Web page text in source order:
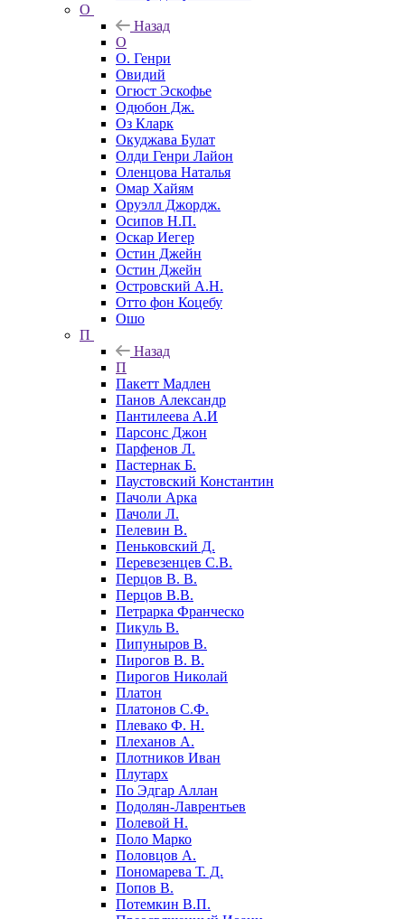
О
Назад
О
О. Генри
Овидий
Огюст Эскофье
Одюбон Дж.
Оз Кларк
Окуджава Булат
Олди Генри Лайон
Оленцова Наталья
Омар Хайям
Оруэлл Джордж.
Осипов Н.П.
Оскар Иегер
Остин Джейн
Остин Джейн
Островский А.Н.
Отто фон Коцебу
Ошо
П
Назад
П
Пакетт Мадлен
Панов Александр
Пантилеева А.И
Парсонс Джон
Парфенов Л.
Пастернак Б.
Паустовский Константин
Пачоли Арка
Пачоли Л.
Пелевин В.
Пеньковский Д.
Перевезенцев С.В.
Перцов В. В.
Перцов В.В.
Петрарка Франческо
Пикуль В.
Пипуныров В.
Пирогов В. В.
Пирогов Николай
Платон
Платонов С.Ф.
Плевако Ф. Н.
Плеханов А.
Плотников Иван
Плутарх
По Эдгар Аллан
Подолян-Лаврентьев
Полевой Н.
Поло Марко
Половцов А.
Пономарева Т. Д.
Попов В.
Потемкин В.П.